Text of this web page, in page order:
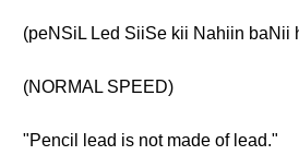
(peNSiL Led SiiSe kii Nahiin baNii
(NORMAL SPEED)
"Pencil lead is not made of lead."